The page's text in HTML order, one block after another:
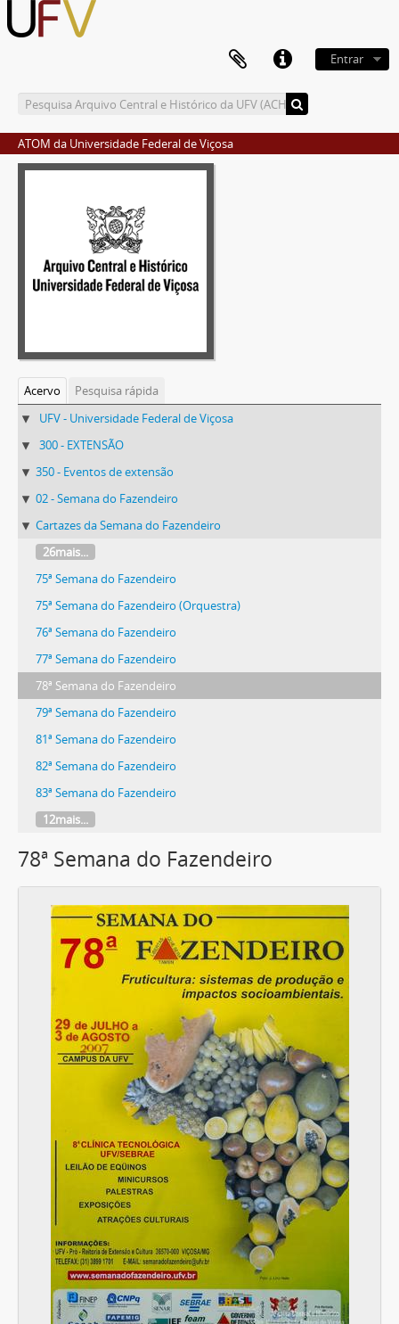
Entrar
ATOM da Universidade Federal de Viçosa
Acervo
Pesquisa rápida
UFV - Universidade Federal de Viçosa
300 - EXTENSÃO
350 - Eventos de extensão
02 - Semana do Fazendeiro
Cartazes da Semana do Fazendeiro
26mais...
75ª Semana do Fazendeiro
75ª Semana do Fazendeiro (Orquestra)
76ª Semana do Fazendeiro
77ª Semana do Fazendeiro
78ª Semana do Fazendeiro
79ª Semana do Fazendeiro
81ª Semana do Fazendeiro
82ª Semana do Fazendeiro
83ª Semana do Fazendeiro
12mais...
78ª Semana do Fazendeiro